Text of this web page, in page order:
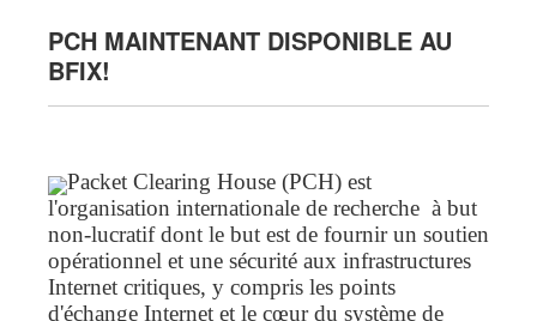
PCH MAINTENANT DISPONIBLE AU
BFIX!
Packet Clearing House (PCH) est
l'organisation internationale de recherche à but
non-lucratif dont le but est de fournir un soutien
opérationnel et une sécurité aux infrastructures
Internet critiques, y compris les points
d'échange Internet et le cœur du système de